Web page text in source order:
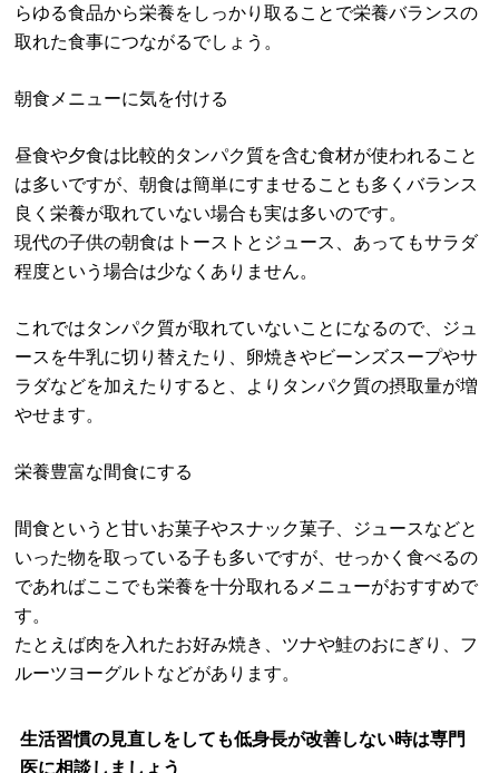
らゆる食品から栄養をしっかり取ることで栄養バランスの
取れた食事につながるでしょう。
朝食メニューに気を付ける
昼食や夕食は比較的タンパク質を含む食材が使われること
は多いですが、朝食は簡単にすませることも多くバランス
良く栄養が取れていない場合も実は多いのです。
現代の子供の朝食はトーストとジュース、あってもサラダ
程度という場合は少なくありません。
これではタンパク質が取れていないことになるので、ジュ
ースを牛乳に切り替えたり、卵焼きやビーンズスープやサ
ラダなどを加えたりすると、よりタンパク質の摂取量が増
やせます。
栄養豊富な間食にする
間食というと甘いお菓子やスナック菓子、ジュースなどと
いった物を取っている子も多いですが、せっかく食べるの
であればここでも栄養を十分取れるメニューがおすすめで
す。
たとえば肉を入れたお好み焼き、ツナや鮭のおにぎり、フ
ルーツヨーグルトなどがあります。
生活習慣の見直しをしても低身長が改善しない時は専門
医に相談しましょう